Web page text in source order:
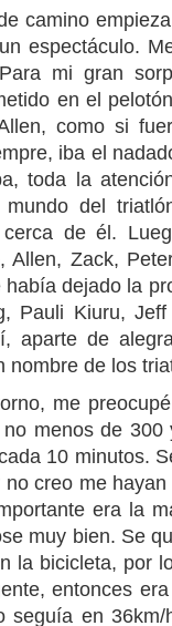
camino
espectáculo.
mi gran
en el
como si
iba el
toda la
del
cerca de él.
Allen, Zack,
había dejado la
Pauli Kiuru,
aparte de
nombre de los
me
menos de
10 minutos.
creo me
era la
muy bien. Se
la bicicleta, por
entonces
seguía en